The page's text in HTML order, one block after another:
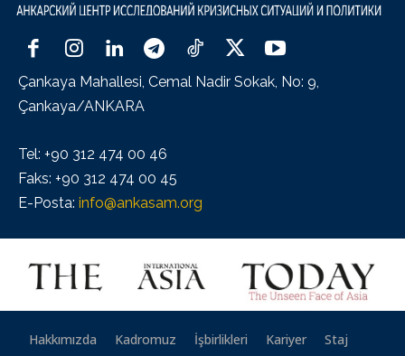
Çankaya Mahallesi, Cemal Nadir Sokak, No: 9,
Çankaya/ANKARA
Tel: +90 312 474 00 46
Faks: +90 312 474 00 45
E-Posta: info@ankasam.org
Hakkımızda Kadromuz İşbirlikleri Kariyer
Staj